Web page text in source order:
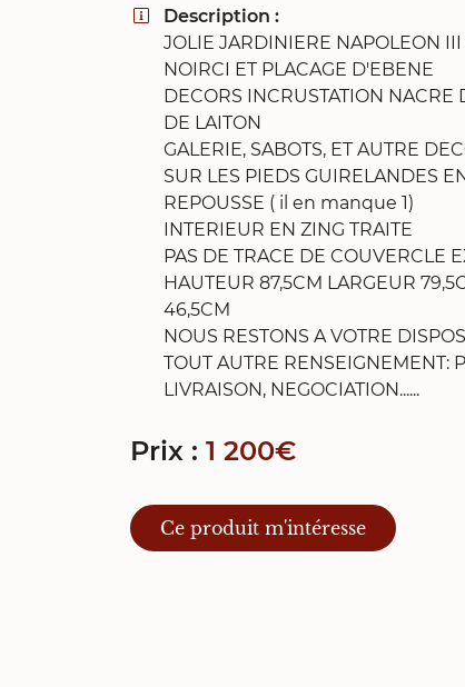
à l'adresse email indiqué ci-dessus. Vous pouvez vous
le formulaire de désinscription.
Inscription

Description :
JOLIE JARDINIERE NAPOLEON
NOIRCI ET PLACAGE D'EBENE
DECORS INCRUSTATION NACRE
DE LAITON
GALERIE, SABOTS, ET AUTRE
SUR LES PIEDS GUIRELANDES
REPOUSSE ( il en manque 1)
INTERIEUR EN ZING TRAITE
PAS DE TRACE DE COUVERCLE
HAUTEUR 87,5CM LARGEUR
46,5CM
NOUS RESTONS A VOTRE
TOUT AUTRE RENSEIGNEMENT:
LIVRAISON, NEGOCIATION......
Prix : 1 200€
Ce produit m'intéresse